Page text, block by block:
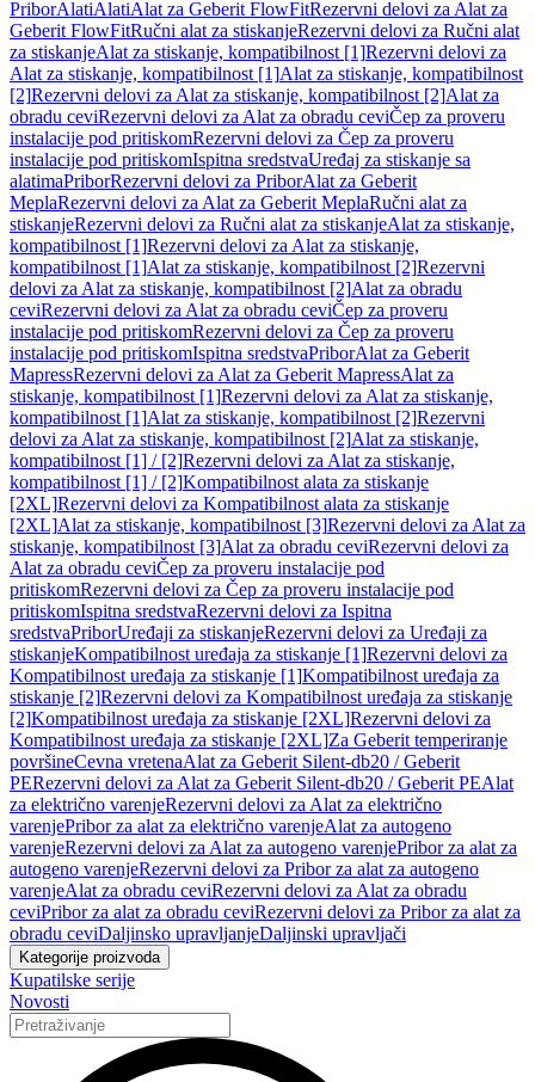
PriborAlatiAlatiAlat za Geberit FlowFitRezervni delovi za Alat za
Geberit FlowFitRučni alat za stiskanjeRezervni delovi za Ručni alat
za stiskanjeAlat za stiskanje, kompatibilnost [1]Rezervni delovi za
Alat za stiskanje, kompatibilnost [1]Alat za stiskanje, kompatibilnost
[2]Rezervni delovi za Alat za stiskanje, kompatibilnost [2]Alat za
obradu ceviRezervni delovi za Alat za obradu ceviČep za proveru
instalacije pod pritiskomRezervni delovi za Čep za proveru
instalacije pod pritiskomIspitna sredstvaUređaj za stiskanje sa
alatimaPriborRezervni delovi za PriborAlat za Geberit
MeplaRezervni delovi za Alat za Geberit MeplaRučni alat za
stiskanjeRezervni delovi za Ručni alat za stiskanjeAlat za stiskanje,
kompatibilnost [1]Rezervni delovi za Alat za stiskanje,
kompatibilnost [1]Alat za stiskanje, kompatibilnost [2]Rezervni
delovi za Alat za stiskanje, kompatibilnost [2]Alat za obradu
ceviRezervni delovi za Alat za obradu ceviČep za proveru
instalacije pod pritiskomRezervni delovi za Čep za proveru
instalacije pod pritiskomIspitna sredstvaPriborAlat za Geberit
MapressRezervni delovi za Alat za Geberit MapressAlat za
stiskanje, kompatibilnost [1]Rezervni delovi za Alat za stiskanje,
kompatibilnost [1]Alat za stiskanje, kompatibilnost [2]Rezervni
delovi za Alat za stiskanje, kompatibilnost [2]Alat za stiskanje,
kompatibilnost [1] / [2]Rezervni delovi za Alat za stiskanje,
kompatibilnost [1] / [2]Kompatibilnost alata za stiskanje
[2XL]Rezervni delovi za Kompatibilnost alata za stiskanje
[2XL]Alat za stiskanje, kompatibilnost [3]Rezervni delovi za Alat za
stiskanje, kompatibilnost [3]Alat za obradu ceviRezervni delovi za
Alat za obradu ceviČep za proveru instalacije pod
pritiskomRezervni delovi za Čep za proveru instalacije pod
pritiskomIspitna sredstvaRezervni delovi za Ispitna
sredstvaPriborUređaji za stiskanjeRezervni delovi za Uređaji za
stiskanjeKompatibilnost uređaja za stiskanje [1]Rezervni delovi za
Kompatibilnost uređaja za stiskanje [1]Kompatibilnost uređaja za
stiskanje [2]Rezervni delovi za Kompatibilnost uređaja za stiskanje
[2]Kompatibilnost uređaja za stiskanje [2XL]Rezervni delovi za
Kompatibilnost uređaja za stiskanje [2XL]Za Geberit temperiranje
površineCevna vretenaAlat za Geberit Silent-db20 / Geberit
PERezervni delovi za Alat za Geberit Silent-db20 / Geberit PEAlat
za električno varenjeRezervni delovi za Alat za električno
varenjePribor za alat za električno varenjeAlat za autogeno
varenjeRezervni delovi za Alat za autogeno varenjePribor za alat za
autogeno varenjeRezervni delovi za Pribor za alat za autogeno
varenjeAlat za obradu ceviRezervni delovi za Alat za obradu
ceviPribor za alat za obradu ceviRezervni delovi za Pribor za alat za
obradu ceviDaljinsko upravljanjeDaljinski upravljači
Kategorije proizvoda
Kupatilske serije
Novosti